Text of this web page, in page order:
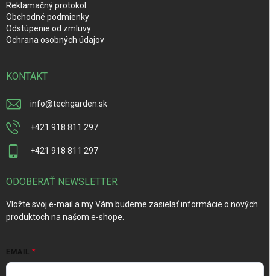
Reklamačný protokol
Obchodné podmienky
Odstúpenie od zmluvy
Ochrana osobných údajov
KONTAKT
info@techgarden.sk
+421 918 811 297
+421 918 811 297
ODOBERAŤ NEWSLETTER
Vložte svoj e-mail a my Vám budeme zasielať informácie o nových
produktoch na našom e-shope.
EMAIL